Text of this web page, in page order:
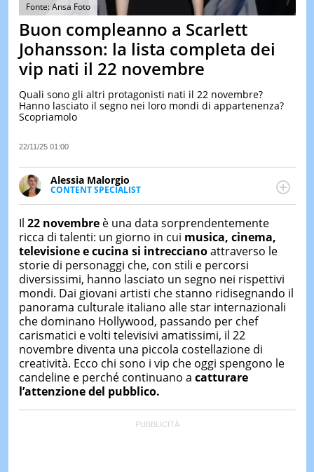
&
TEST
DI
IERI
Fonte: Ansa Foto
Buon compleanno a Scarlett
Johansson: la lista completa dei
vip nati il 22 novembre
Quali sono gli altri protagonisti nati il 22 novembre?
Hanno lasciato il segno nei loro mondi di appartenenza?
Scopriamolo
22/11/25 01:00
Alessia Malorgio
CONTENT SPECIALIST
Ha conseguito un Master in Marketing Management
occupa della creazione di contenuti in ottica SEO e
dello sviluppo di strategie marketing attraverso
canali digitali.
Il 22 novembreè una data sorprendentemente
ricca di talenti: un giorno in cui musica, cinema,
televisione e cucina si intreccianoattraverso le
storie di personaggi che, con stili e percorsi
diversissimi, hanno lasciato un segno nei rispettivi
mondi. Dai giovani artisti che stanno ridisegnando il
panorama culturale italiano alle star internazionali
che dominano Hollywood, passando per chef
carismatici e volti televisivi amatissimi, il 22
novembre diventa una piccola costellazione di
creatività. Ecco chi sono i vip che oggi spengono le
candeline e perché continuano a catturare
l’attenzione del pubblico.